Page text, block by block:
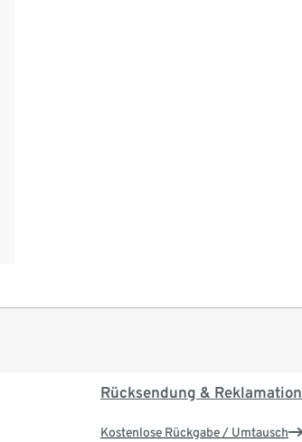
Rücksendung & Reklamation
Kostenlose Rückgabe / Umtausch